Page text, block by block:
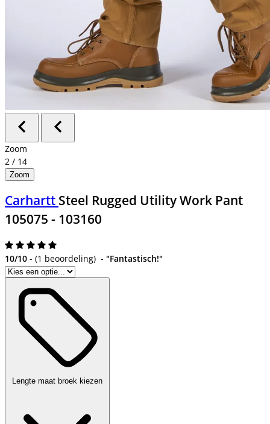
Zoom
2 / 14
Zoom
Carhartt Steel Rugged Utility Work Pant
105075 - 103160
10/10 - (1 beoordeling) - "Fantastisch!"
Lengte maat broek kiezen